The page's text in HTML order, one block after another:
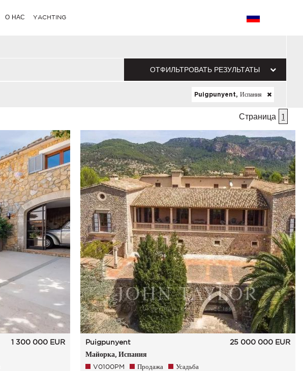
О НАС YACHTING
ОТФИЛЬТРОВАТЬ РЕЗУЛЬТАТЫ
Puigpunyent, Испания
Страница 1
1 300 000 EUR
Puigpunyent
Майорка, Испания
25 000 000 EUR
V0100PM Продажа Усадьба